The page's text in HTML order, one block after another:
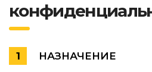
НАЗНАЧЕНИЕ